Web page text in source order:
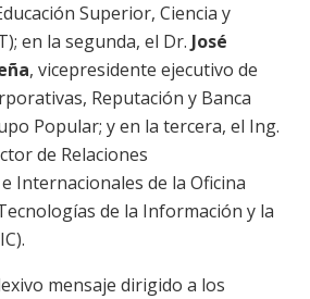
Superior, Ciencia y
en la segunda, el Dr. José
, vicepresidente ejecutivo de
Reputación y Banca
Popular; y en la tercera, el Ing.
de Relaciones
Internacionales de la Oficina
de la Información y la
mensaje dirigido a los